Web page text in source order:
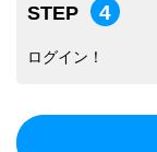
STEP 4
ログイン！